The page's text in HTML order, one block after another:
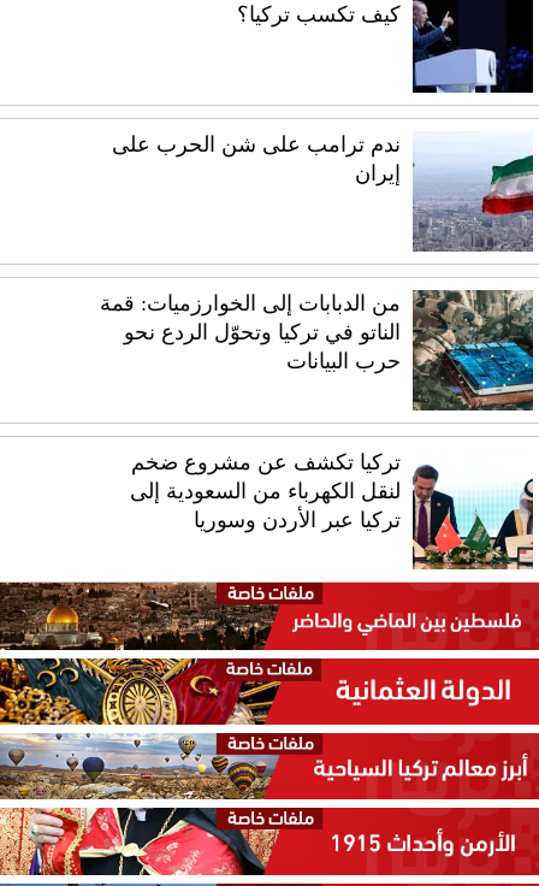
كيف تكسب تركيا؟
ندم ترامب على شن الحرب على
إيران
من الدبابات إلى الخوارزميات: قمة
الناتو في تركيا وتحوّل الردع نحو
حرب البيانات
تركيا تكشف عن مشروع ضخم
لنقل الكهرباء من السعودية إلى
تركيا عبر الأردن وسوريا